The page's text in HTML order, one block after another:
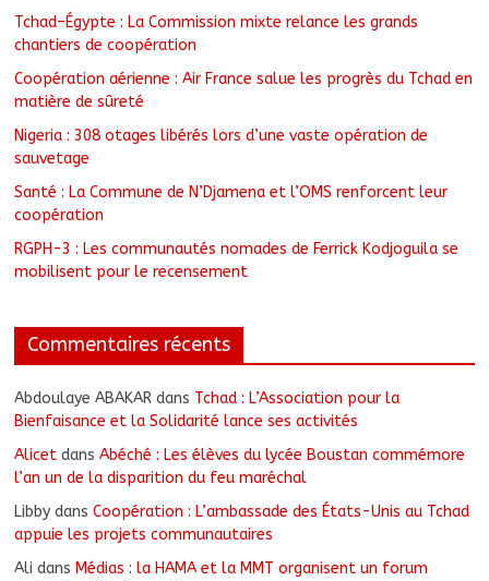
Tchad–Égypte : La Commission mixte relance les grands
chantiers de coopération
Coopération aérienne : Air France salue les progrès du Tchad en
matière de sûreté
Nigeria : 308 otages libérés lors d’une vaste opération de
sauvetage
Santé : La Commune de N’Djamena et l’OMS renforcent leur
coopération
RGPH-3 : Les communautés nomades de Ferrick Kodjoguila se
mobilisent pour le recensement
Commentaires récents
Abdoulaye ABAKAR dans Tchad : L’Association pour la
Bienfaisance et la Solidarité lance ses activités
Alicet dansAbéché : Les élèves du lycée Boustan commémore
l’an un de la disparition du feu maréchal
Libby dansCoopération : L’ambassade des États-Unis au Tchad
appuie les projets communautaires
Ali dans Médias : la HAMA et la MMT organisent un forum